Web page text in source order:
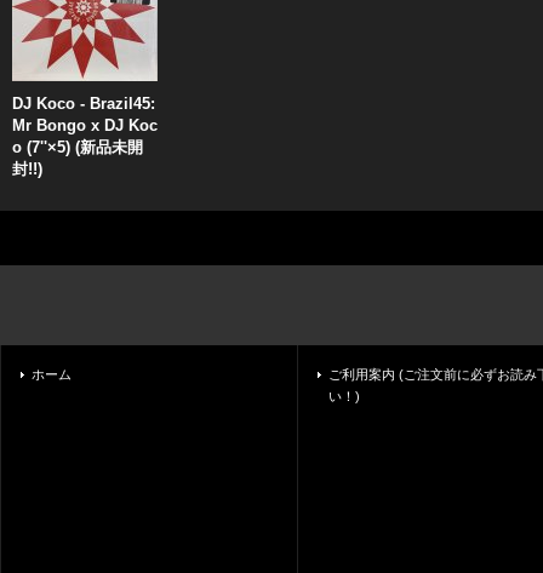
DJ Koco - Brazil45:
Mr Bongo x DJ Koc
o (7''×5) (新品未開
封!!)
ホーム
ご利用案内 (ご注文前に必ずお読み
い！)